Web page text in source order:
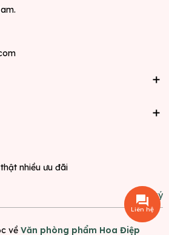
nhiều ưu đãi
Đăng ký
về Văn phòng phẩm Hoa Điệp
Liên hệ